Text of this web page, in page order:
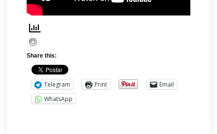
Share this:
Telegram Print
Email
WhatsApp